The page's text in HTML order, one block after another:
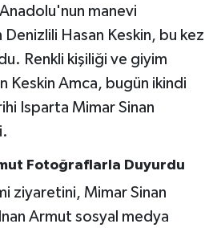
manevi
Hasan Keskin, bu kez
Renkli kişiliği ve giyim
Keskin Amca, bugün ikindi
Isparta Mimar Sinan
Fotoğraflarla Duyurdu
ziyaretini, Mimar Sinan
Armut sosyal medya